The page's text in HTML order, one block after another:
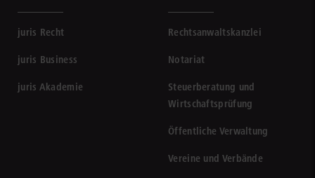
juris Recht
juris Business
juris Akademie
Rechtsanwaltskanzlei
Notariat
Steuerberatung und
Wirtschaftsprüfung
Öffentliche Verwaltung
Vereine und Verbände